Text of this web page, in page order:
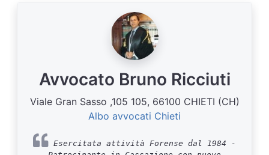
Avvocato Bruno Ricciuti
Viale Gran Sasso ,105 105, 66100 CHIETI (CH)
Albo avvocati Chieti
Esercitata attività Forense dal 1984 -